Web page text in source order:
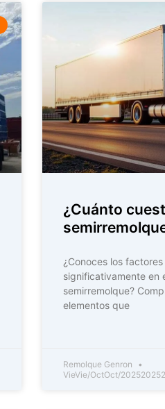
¿Cuánto
¿Conoces los
significativamente en
semirremolque?
elementos que
Remolque Genron
VieVie/OctOct/